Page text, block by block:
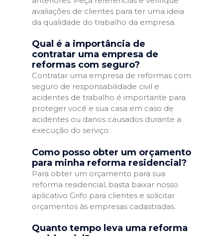
avaliações de clientes para ter uma ideia
da qualidade do trabalho da empresa.
Qual é a importância de
contratar uma empresa de
reformas com seguro?
Contratar uma empresa de reformas com
seguro de responsabilidade civil e
acidentes de trabalho é importante para
proteger você e sua casa em caso de
acidentes ou danos causados durante a
execução do serviço.
Como posso obter um orçamento
para minha reforma residencial?
Para obter um orçamento para sua
reforma residencial, basta baixar nosso
aplicativo Grifo para clientes e solicitar
orçamentos às empresas cadastradas.
Quanto tempo leva uma reforma